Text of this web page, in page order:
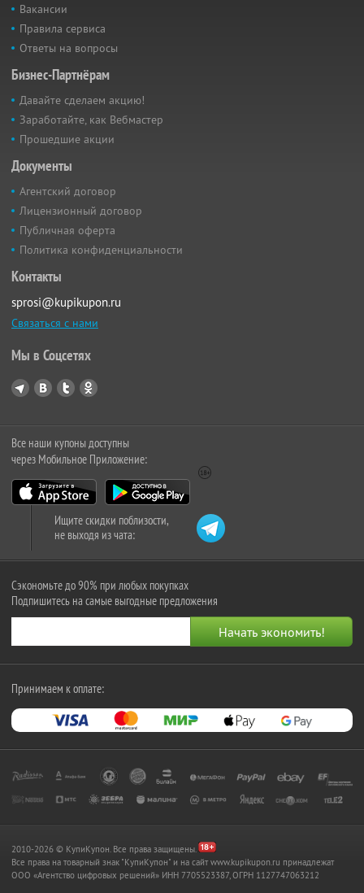
Вакансии
Правила сервиса
Ответы на вопросы
Бизнес-Партнёрам
Давайте сделаем акцию!
Заработайте, как Вебмастер
Прошедшие акции
Документы
Агентский договор
Лицензионный договор
Публичная оферта
Политика конфиденциальности
Контакты
sprosi@kupikupon.ru
Связаться с нами
Мы в Соцсетях
Все наши купоны доступны
через Мобильное Приложение:
Ищите скидки поблизости,
не выходя из чата:
Сэкономьте до 90% при любых покупках
Подпишитесь на самые выгодные предложения
Принимаем к оплате:
2010-2026 © КупиКупон. Все права защищены.
Все права на товарный знак "КупиКупон" и на сайт www.kupikupon.ru принадлежат
OOO «Агентство цифровых решений» ИНН 7705523387, ОГРН 1127747063212